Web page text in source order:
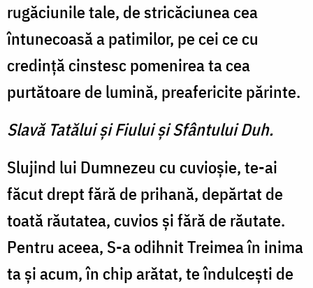
rugăciunile tale, de stricăciunea cea
întunecoasă a patimilor, pe cei ce cu
credinţă cinstesc pomenirea ta cea
purtătoare de lumină, preafericite părinte.
Slavă Tatălui şi Fiului şi Sfântului Duh.
Slujind lui Dumnezeu cu cuvioşie, te-ai
făcut drept fără de prihană, depărtat de
toată răutatea, cuvios şi fără de răutate.
Pentru aceea, S-a odihnit Treimea în inima
ta şi acum, în chip arătat, te îndulceşti de